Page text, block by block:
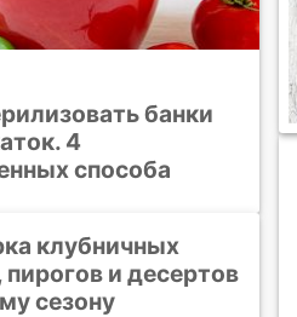
банки
4
способа
клубничных
пирогов и десертов
сезону